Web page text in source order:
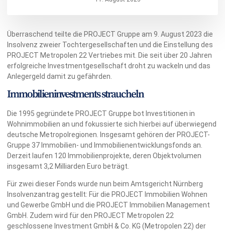
Überraschend teilte die PROJECT Gruppe am 9. August 2023 die
Insolvenz zweier Tochtergesellschaften und die Einstellung des
PROJECT Metropolen 22 Vertriebes mit. Die seit über 20 Jahren
erfolgreiche Investmentgesellschaft droht zu wackeln und das
Anlegergeld damit zu gefährden.
Immobilieninvestments straucheln
Die 1995 gegründete PROJECT Gruppe bot Investitionen in
Wohnimmobilien an und fokussierte sich hierbei auf überwiegend
deutsche Metropolregionen. Insgesamt gehören der PROJECT-
Gruppe 37 Immobilien- und Immobilienentwicklungsfonds an.
Derzeit laufen 120 Immobilienprojekte, deren Objektvolumen
insgesamt 3,2 Milliarden Euro beträgt.
Für zwei dieser Fonds wurde nun beim Amtsgericht Nürnberg
Insolvenzantrag gestellt: Für die PROJECT Immobilien Wohnen
und Gewerbe GmbH und die PROJECT Immobilien Management
GmbH. Zudem wird für den PROJECT Metropolen 22
geschlossene Investment GmbH & Co. KG (Metropolen 22) der